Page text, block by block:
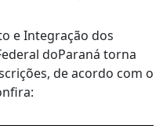
e Integração dos
doParaná torna
de acordo com o